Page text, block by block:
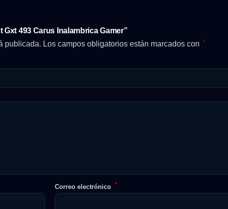
Gxt 493 Carus Inalambrica Gamer”
publicada. Los campos obligatorios están marcados con *
Correo electrónico *